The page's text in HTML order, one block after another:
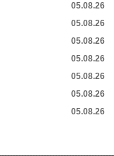
05.08.26
05.08.26
05.08.26
05.08.26
05.08.26
05.08.26
05.08.26